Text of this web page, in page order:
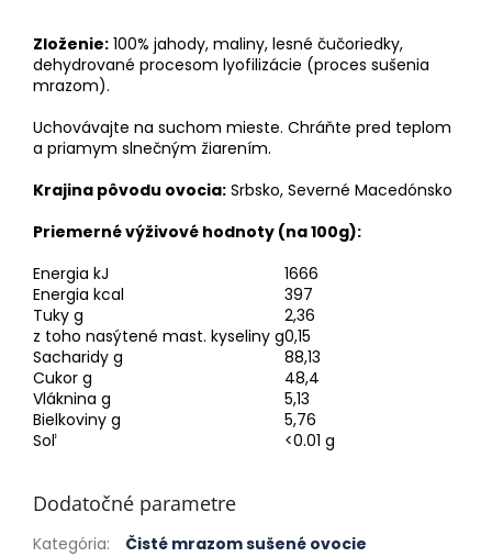
Zloženie: 100% jahody, maliny, lesné čučoriedky,
dehydrované procesom lyofilizácie (proces sušenia
mrazom).
Uchovávajte na suchom mieste. Chráňte pred teplom
a priamym slnečným žiarením.
Krajina pôvodu ovocia: Srbsko, Severné Macedónsko
Priemerné výživové hodnoty (na 100g):
Energia kJ
1666
Energia kcal
397
Tuky g
2,36
z toho nasýtené mast. kyseliny g0,15
Sacharidy g
88,13
Cukor g
48,4
Vláknina g
5,13
Bielkoviny g
5,76
Soľ
<0.01 g
Dodatočné parametre
Kategória:
Čisté mrazom sušené ovocie